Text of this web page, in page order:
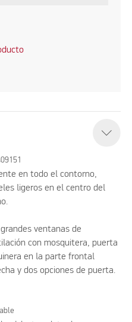
en todo el contorno,
ligeros en el centro del
grandes ventanas de
con mosquitera, puerta
en la parte frontal
y dos opciones de puerta.